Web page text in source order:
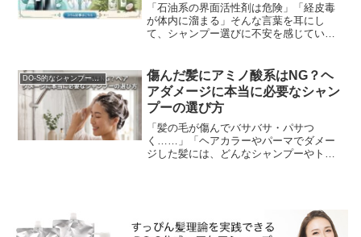
「石油系の界面活性剤は危険」「経皮毒
が体内に溜まる」そんな言葉を耳にし
て、シャンプー選びに不安を感じていま
用」が安全の証のように...
DO-S的なシャンプー解析
傷んだ髪にアミノ酸系はNG？ヘ
アダメージに本当に必要なシャン
プーの選び方
「髪の毛が傷んでバサバサ・パサつ
く……」「ヘアカラーやパーマでダメー
ジした髪には、どんなシャンプーやトリ